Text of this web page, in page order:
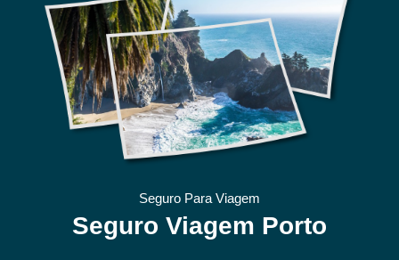
Seguro Para Viagem
Seguro Viagem Porto